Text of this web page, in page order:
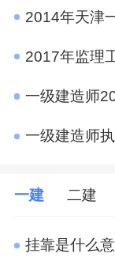
2014年天津
2017年监理
一级建造师
一级建造师
一建 二建
挂靠是什么